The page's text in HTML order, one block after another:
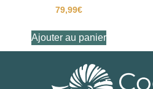
79,99€
Ajouter au panier